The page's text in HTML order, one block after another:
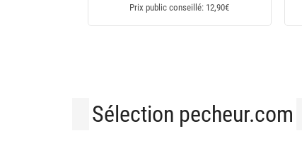
Prix public conseillé: 7,25€
Sélection pecheur.com